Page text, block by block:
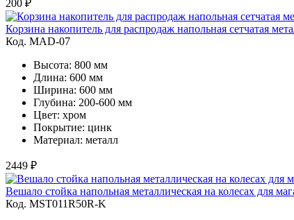
200 ₽
Корзина накопитель для распродаж напольная сетчатая
Код. MAD-07
Высота: 800 мм
Длина: 600 мм
Ширина: 600 мм
Глубина: 200-600 мм
Цвет: хром
Покрытие: цинк
Материал: металл
2449 ₽
Вешало стойка напольная металлическая на колесах для
Код. MST011R50R-K